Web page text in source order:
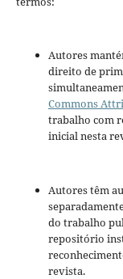
Autores
direito de
Commons
trabalho com
inicial nesta
Autores têm
do trabalho
repositório
revista.